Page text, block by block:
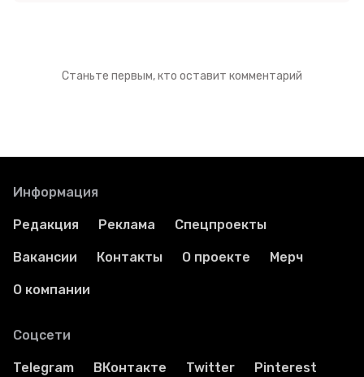
Станьте первым, кто оставит комментарий
Информация
Редакция Реклама Спецпроекты
Вакансии Контакты О проекте Мерч
О компании
Соцсети
Telegram ВКонтакте Twitter Pinterest